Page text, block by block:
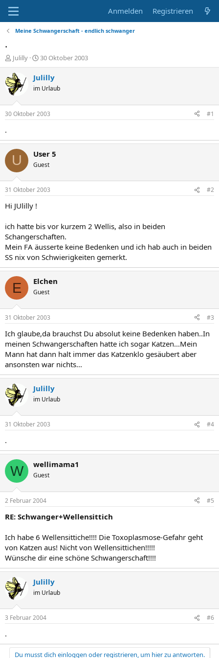
Anmelden Registrieren
Meine Schwangerschaft - endlich schwanger
.
E
r
s
t
e
e
Julilly
E
r
s
e
l
t
30 Oktober 2003
Julilly
im Urlaub
30 Oktober 2003 #1
.
U User 5
Guest
31 Oktober 2003 #2
Hi JUlilly !
ich hatte bis vor kurzem 2 Wellis, also in beiden
Schangerschaften.
Mein FA äusserte keine Bedenken und ich hab auch in beiden
SS nix von Schwierigkeiten gemerkt.
E Elchen
Guest
31 Oktober 2003 #3
Ich glaube,da brauchst Du absolut keine Bedenken haben..In
meinen Schwangerschaften hatte ich sogar Katzen...Mein
Mann hat dann halt immer das Katzenklo gesäubert aber
ansonsten war nichts...
Julilly
im Urlaub
31 Oktober 2003 #4
.
W wellimama1
Guest
2 Februar 2004 #5
RE: Schwanger+Wellensittich
Ich habe 6 Wellensittiche!!!! Die Toxoplasmose-Gefahr geht
von Katzen aus! Nicht von Wellensittichen!!!!!
Wünsche dir eine schöne Schwangerschaft!!!!
Julilly
im Urlaub
3 Februar 2004 #6
.
Du musst dich einloggen oder registrieren, um hier zu antworten.